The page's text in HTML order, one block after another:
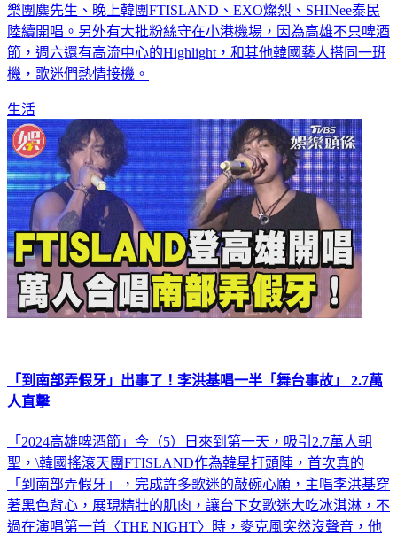
樂團麋先生、晚上韓團FTISLAND、EXO燦烈、SHINee泰民
陸續開唱。另外有大批粉絲守在小港機場，因為高雄不只啤酒
節，週六還有高流中心的Highlight，和其他韓國藝人搭同一班
機，歌迷們熱情接機。
生活
「到南部弄假牙」出事了！李洪基唱一半「舞台事故」 2.7萬
人直擊
「2024高雄啤酒節」今（5）日來到第一天，吸引2.7萬人朝
聖，\韓國搖滾天團FTISLAND作為韓星打頭陣，首次真的
「到南部弄假牙」，完成許多歌迷的敲碗心願，主唱李洪基穿
著黑色背心，展現精壯的肌肉，讓台下女歌迷大吃冰淇淋，不
過在演唱第一首〈THE NIGHT〉時，麥克風突然沒聲音，他